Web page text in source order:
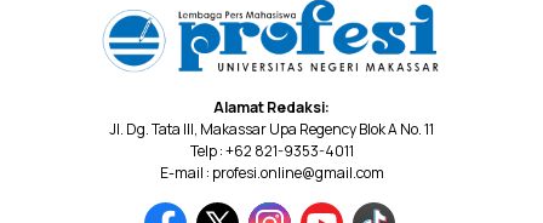
Alamat Redaksi:
Jl. Dg. Tata III, Makassar Upa Regency Blok A No. 11
Telp : +62 821-9353-4011
E-mail : profesi.online@gmail.com